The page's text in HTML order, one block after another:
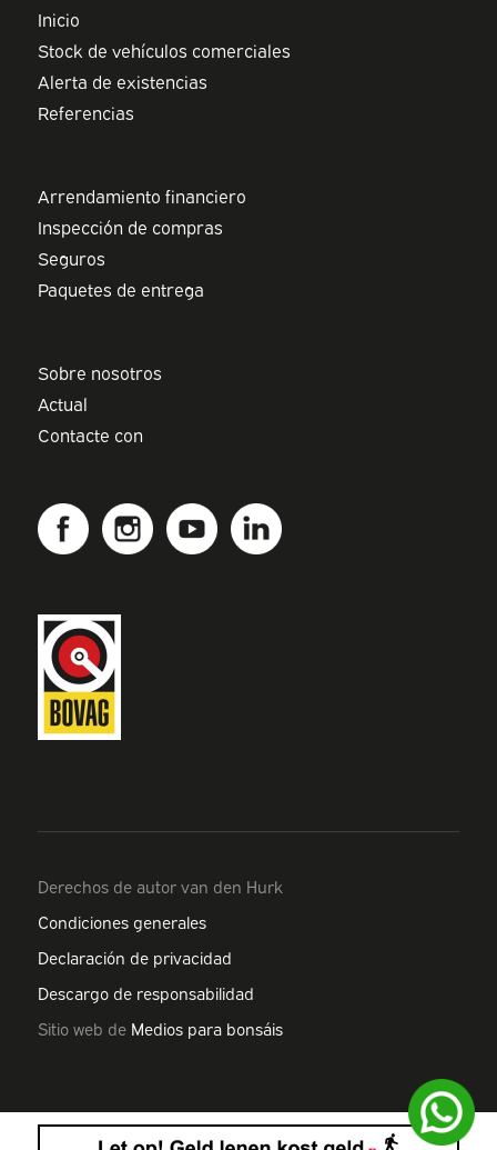
Inicio
Stock de vehículos comerciales
Alerta de existencias
Referencias
Arrendamiento financiero
Inspección de compras
Seguros
Paquetes de entrega
Sobre nosotros
Actual
Contacte con
Derechos de autor van den Hurk
Condiciones generales
Declaración de privacidad
Descargo de responsabilidad
Sitio web de Medios para bonsáis